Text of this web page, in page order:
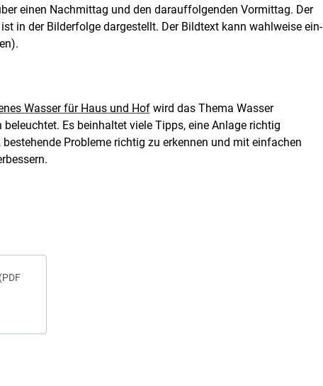
einen Nachmittag und den darauffolgenden Vormittag. Der
in der Bilderfolge dargestellt. Der Bildtext kann wahlweise ein-
Wasser für Haus und Hofwird das Thema Wasser
Es beinhaltet viele Tipps, eine Anlage richtig
bestehende Probleme richtig zu erkennen und mit einfachen
PDF